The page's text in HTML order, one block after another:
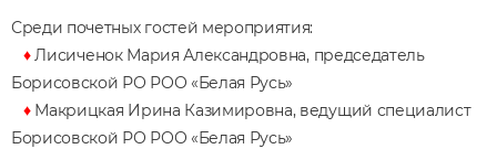
Среди почетных гостей мероприятия:
♦Лисиченок Мария Александровна, председатель
Борисовской РО РОО «Белая Русь»
♦ Макрицкая Ирина Казимировна, ведущий специалист
Борисовской РО РОО «Белая Русь»